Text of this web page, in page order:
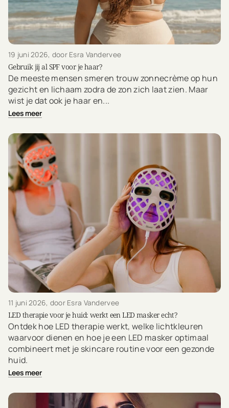
19 juni 2026, door Esra Vandervee
Gebruik jij al SPF voor je haar?
De meeste mensen smeren trouw zonnecrème op hun
gezicht en lichaam zodra de zon zich laat zien. Maar
wist je dat ook je haar en...
Lees meer
11 juni 2026, door Esra Vandervee
LED therapie voor je huid: werkt een LED masker echt?
Ontdek hoe LED therapie werkt, welke lichtkleuren
waarvoor dienen en hoe je een LED masker optimaal
combineert met je skincare routine voor een gezonde
huid.
Lees meer